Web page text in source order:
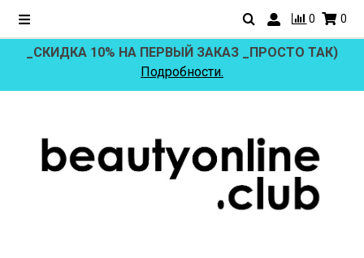
0 0
_СКИДКА 10% НА ПЕРВЫЙ ЗАКАЗ _ПРОСТО ТАК)
Подробности.